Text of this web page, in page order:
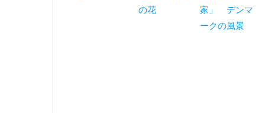
の花
家」 デンマ
ークの風景